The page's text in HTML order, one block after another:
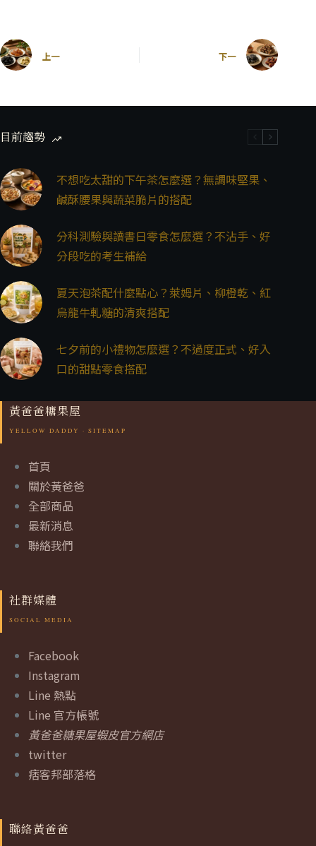
上一 下一
目前趨勢
不想吃太甜的下午茶怎麼選？無調味堅果、
鹹酥腰果與蔬菜脆片的搭配
分科測驗與讀書日零食怎麼選？不沾手、好
分段吃的考生補給
夏天泡茶配什麼點心？萊姆片、柳橙乾、紅
烏龍牛軋糖的清爽搭配
七夕前的小禮物怎麼選？不過度正式、好入
口的甜點零食搭配
黃爸爸糖果屋
首頁
關於黃爸爸
全部商品
最新消息
聯絡我們
社群媒體
Facebook
Instagram
Line 熱點
Line 官方帳號
黃爸爸糖果屋蝦皮官方網店
twitter
痞客邦部落格
聯絡黃爸爸